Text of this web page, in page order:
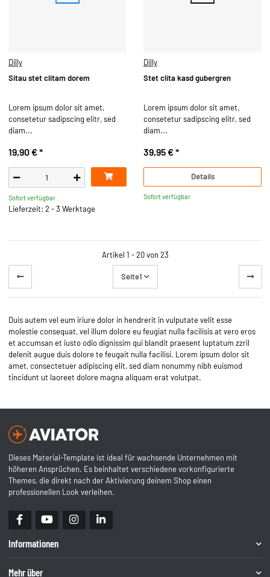
Dilly
Sitau stet clitam dorem
Lorem ipsum dolor sit amet,
consetetur sadipscing elitr, sed
diam...
19,90 €*
Sofort verfügbar
Lieferzeit: 2 - 3 Werktage
Dilly
Stet clita kasd gubergren
Lorem ipsum dolor sit amet,
consetetur sadipscing elitr, sed
diam...
39,95 €*
Details
Sofort verfügbar
Artikel 1 - 20 von 23
Seite1
Duis autem vel eum iriure dolor in hendrerit in vulputate velit esse
molestie consequat, vel illum dolore eu feugiat nulla facilisis at vero eros
et accumsan et iusto odio dignissim qui blandit praesent luptatum zzril
delenit augue duis dolore te feugait nulla facilisi. Lorem ipsum dolor sit
amet, consectetuer adipiscing elit, sed diam nonummy nibh euismod
tincidunt ut laoreet dolore magna aliquam erat volutpat.
Dieses Material-Template ist ideal für wachsende Unternehmen mit
höheren Ansprüchen. Es beinhaltet verschiedene vorkonfigurierte
Themes, die direkt nach der Aktivierung deinem Shop einen
professionellen Look verleihen.
Informationen
Mehr über